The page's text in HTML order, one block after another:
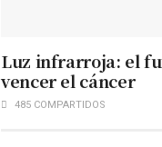
Luz infrarroja: el
vencer el cáncer
485 COMPARTIDOS